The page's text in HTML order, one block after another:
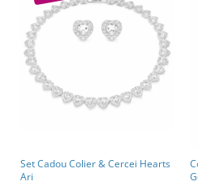
Set Cadou Colier & Cercei Hearts
Ari